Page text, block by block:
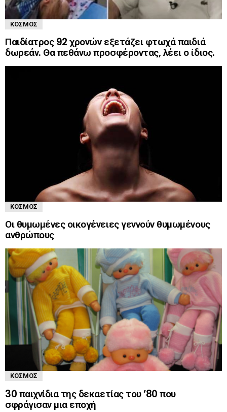
ΚΌΣΜΟΣ
Παιδίατρος 92 χρονών εξετάζει φτωχά παιδιά
δωρεάν. Θα πεθάνω προσφέροντας, λέει ο ίδιος.
ΚΌΣΜΟΣ
Οι θυμωμένες οικογένειες γεννούν θυμωμένους
ανθρώπους
ΚΌΣΜΟΣ
30 παιχνίδια της δεκαετίας του ’80 που
σφράγισαν μια εποχή